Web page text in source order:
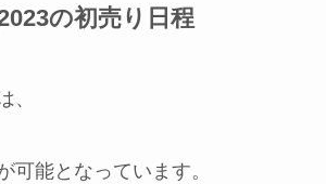
の初売り日程
、
可能となっています。